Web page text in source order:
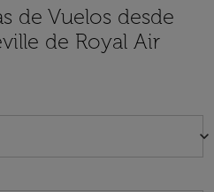
de Vuelos desde
de Royal Air
keyboard_arrow_down